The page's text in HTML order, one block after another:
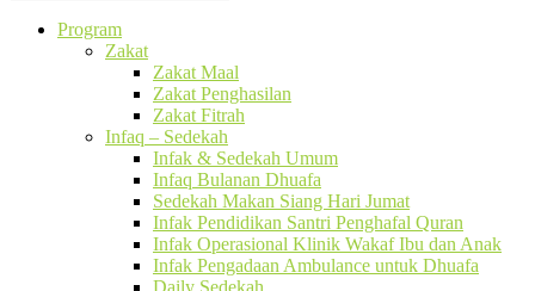
Program
Zakat
Zakat Maal
Zakat Penghasilan
Zakat Fitrah
Infaq – Sedekah
Infak & Sedekah Umum
Infaq Bulanan Dhuafa
Sedekah Makan Siang Hari Jumat
Infak Pendidikan Santri Penghafal Quran
Infak Operasional Klinik Wakaf Ibu dan Anak
Infak Pengadaan Ambulance untuk Dhuafa
Daily Sedekah